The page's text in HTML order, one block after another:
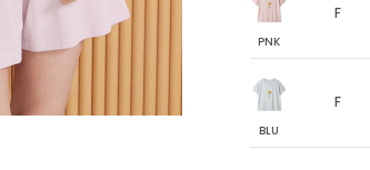
PNK
F
BLU
F